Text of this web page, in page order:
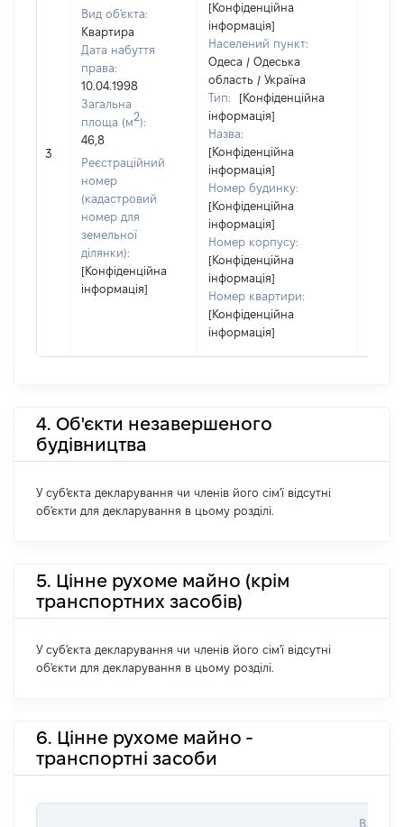
3
Вид об'єкта:
Квартира
Дата набуття
права:
10.04.1998
Загальна
площа (м2):
46,8
Реєстраційний
номер
(кадастровий
номер для
земельної
ділянки):
[Конфіденційна
інформація]
[Конфіденційна
інформація]
Населений пункт:
Одеса / Одеська
область / Україна
Тип:
[Конфіденційна
інформація]
Назва:
[Конфіденційна
інформація]
Номер будинку:
[Конфіденційна
інформація]
Номер корпусу:
[Конфіденційна
інформація]
Номер квартири:
[Конфіденційна
інформація]
4. Об'єкти незавершеного
будівництва
У суб'єкта декларування чи членів його сім'ї відсутні
об'єкти для декларування в цьому розділі.
5. Цінне рухоме майно (крім
транспортних засобів)
У суб'єкта декларування чи членів його сім'ї відсутні
об'єкти для декларування в цьому розділі.
6. Цінне рухоме майно -
транспортні засоби